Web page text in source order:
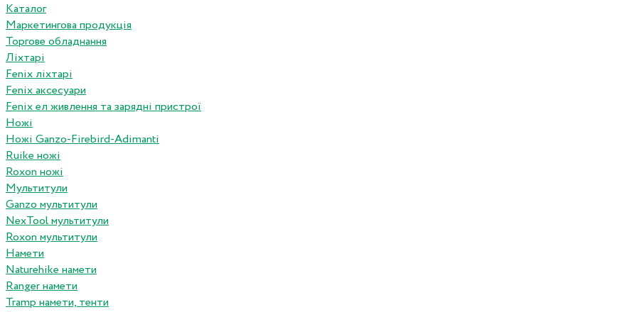
Каталог
Маркетингова продукція
Торгове обладнання
Ліхтарі
Fenix ліхтарі
Fenix аксесуари
Fenix ел живлення та зарядні пристрої
Ножі
Ножі Ganzo-Firebird-Adimanti
Ruike ножі
Roxon ножi
Мультитули
Ganzo мультитули
NexTool мультитули
Roxon мультитули
Намети
Naturehike намети
Ranger намети
Tramp намети, тенти